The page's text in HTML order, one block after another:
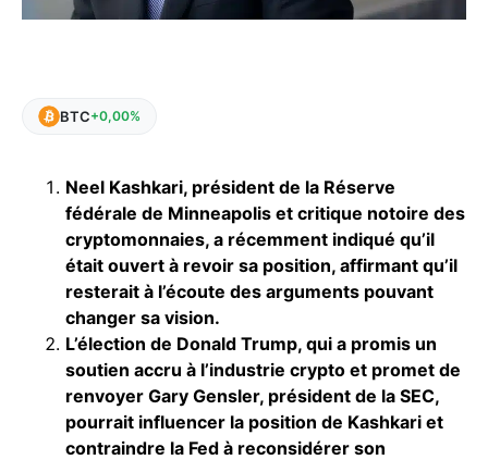
BTC+0,00%
Neel Kashkari, président de la Réserve
fédérale de Minneapolis et critique notoire des
cryptomonnaies, a récemment indiqué qu’il
était ouvert à revoir sa position, affirmant qu’il
resterait à l’écoute des arguments pouvant
changer sa vision.
L’élection de Donald Trump, qui a promis un
soutien accru à l’industrie crypto et promet de
renvoyer Gary Gensler, président de la SEC,
pourrait influencer la position de Kashkari et
contraindre la Fed à reconsidérer son